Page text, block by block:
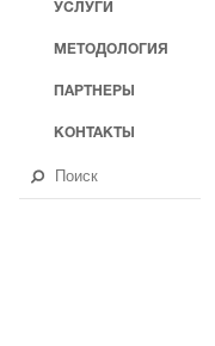
УСЛУГИ
МЕТОДОЛОГИЯ
ПАРТНЕРЫ
КОНТАКТЫ